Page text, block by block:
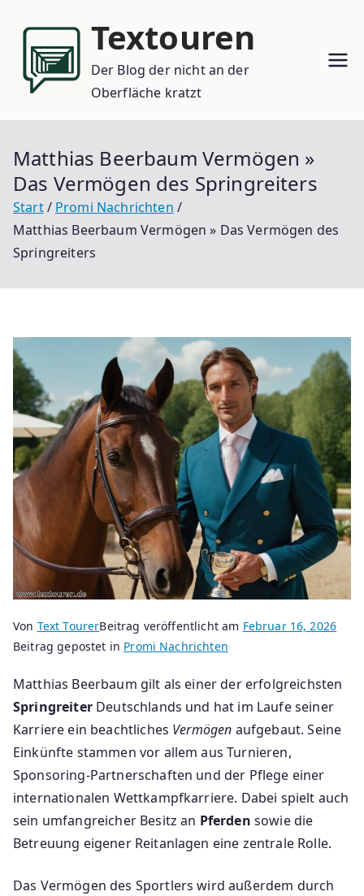
Inhalt
springen
Textouren
Der Blog der nicht an der
Oberfläche kratzt
Matthias Beerbaum Vermögen »
Das Vermögen des Springreiters
Start
Promi Nachrichten
Matthias Beerbaum Vermögen » Das Vermögen des
Springreiters
Von Text TourerBeitrag veröffentlicht am Februar 16, 2026
Beitrag gepostet in Promi Nachrichten
Matthias Beerbaum gilt als einer der erfolgreichsten
SpringreiterDeutschlands und hat im Laufe seiner
Karriere ein beachtliches Vermögen aufgebaut. Seine
Einkünfte stammen vor allem aus Turnieren,
Sponsoring-Partnerschaften und der Pflege einer
internationalen Wettkampfkarriere. Dabei spielt auch
sein umfangreicher Besitz an Pferden sowie die
Betreuung eigener Reitanlagen eine zentrale Rolle.
Das Vermögen des Sportlers wird außerdem durch